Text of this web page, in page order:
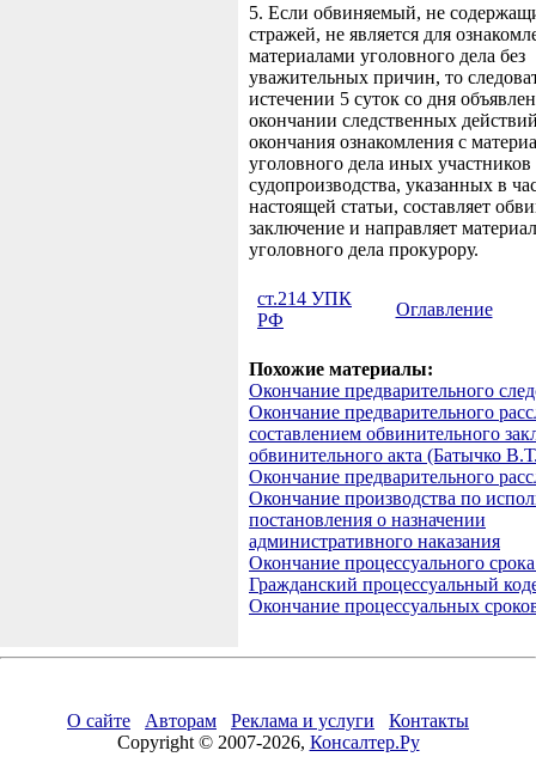
5. Если обвиняемый, не
стражей, не является для
материалами уголовного дела без
уважительных причин, то
истечении 5 суток со дня
окончании следственных
окончания ознакомления с
уголовного дела иных участников
судопроизводства, указанных в
настоящей статьи, составляет
заключение и направляет
уголовного дела прокурору.
ст.214 УПК
РФ
Оглавление
Похожие материалы:
Окончание предварительного
Окончание предварительного
составлением обвинительного
обвинительного акта (Батычко
Окончание предварительного
Окончание производства по
постановления о назначении
административного наказания
Окончание процессуального
Гражданский процессуальный
Окончание процессуальных
О сайте Авторам Реклама и услуги
Контакты
Copyright © 2007-2026, Консалтер.Ру